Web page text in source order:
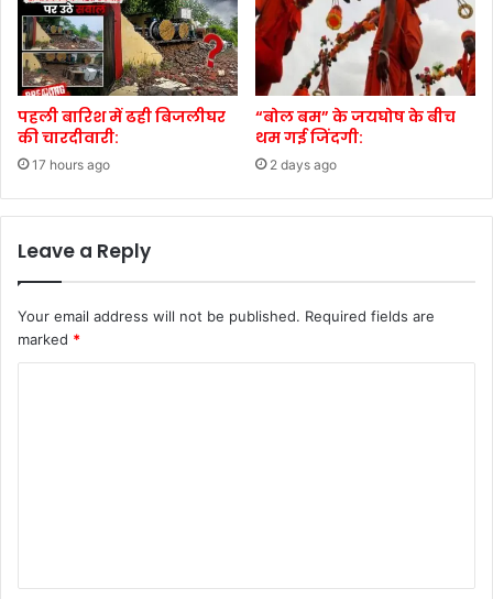
पहली बारिश में ढही बिजलीघर
की चारदीवारी:
17 hours ago
“बोल बम” के जयघोष के बीच
थम गई जिंदगी:
2 days ago
Leave a Reply
Your email address will not be published. Required fields are
marked *